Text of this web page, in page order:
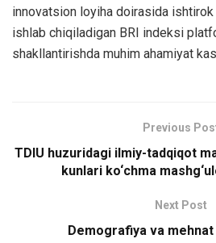
innovatsion loyiha doirasida
ishlab chiqiladigan BRI indeksi
shakllantirishda muhim ahamiyat
Previous
TDIU huzuridagi ilmiy-tadqiqot
kunlari ko‘chma
Next Post
Demografiya va